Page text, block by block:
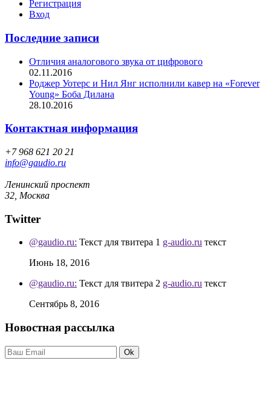
Регистрация
Вход
Последние записи
Отличия аналогового звука от цифрового
02.11.2016
Роджер Уотерс и Нил Янг исполнили кавер на «Forever
Young» Боба Дилана
28.10.2016
Контактная информация
+7 968 621 20 21
info@gaudio.ru
Ленинский проспект
32, Москва
Twitter
@gaudio.ru: Текст для твитера 1 g-audio.ru текст
Июнь 18, 2016
@gaudio.ru: Текст для твитера 2 g-audio.ru текст
Сентябрь 8, 2016
Новостная рассылка
Ok